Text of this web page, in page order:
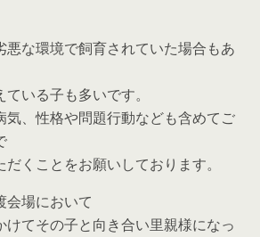
悪な環境で飼育されていた場合もあ
いる子も多いです。
気、性格や問題行動なども含めてご
くことをお願いしております。
会場において
けてその子と向き合い里親様になっ